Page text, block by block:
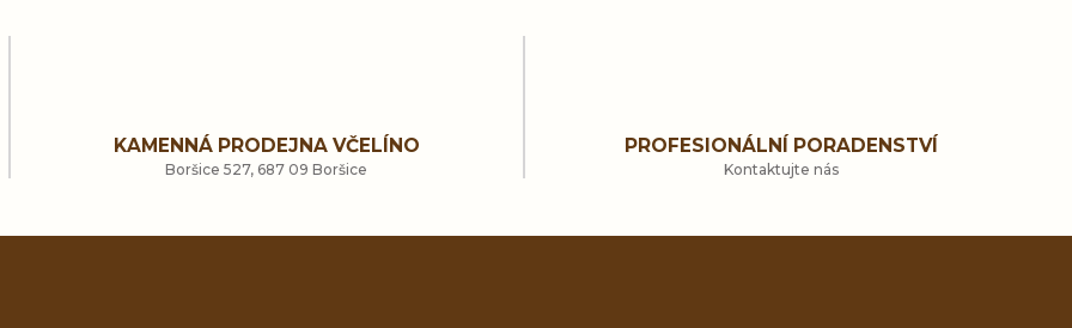
KAMENNÁ PRODEJNA VČELÍNO
Boršice 527, 687 09 Boršice
PROFESIONÁLNÍ PORADENSTVÍ
Kontaktujte nás